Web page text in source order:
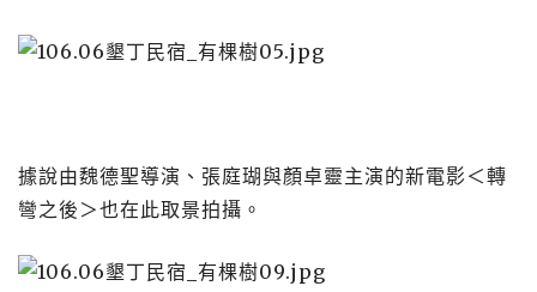
據說由魏德聖導演、張庭瑚與顏卓靈主演的新電影＜轉
彎之後＞也在此取景拍攝。